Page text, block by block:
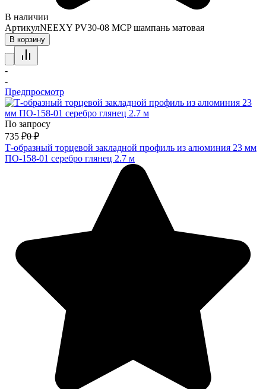
В наличии
АртикулNEEXY PV30-08 MCP шампань матовая
В корзину
-
-
Предпросмотр
По запросу
735 ₽0 ₽
Т-образный торцевой закладной профиль из алюминия 23 мм
ПО-158-01 серебро глянец 2.7 м